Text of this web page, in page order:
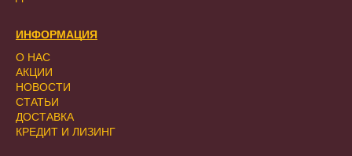
ИНФОРМАЦИЯ
О НАС
АКЦИИ
НОВОСТИ
СТАТЬИ
ДОСТАВКА
КРЕДИТ И ЛИЗИНГ